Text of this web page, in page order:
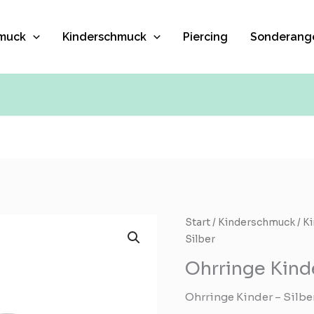
Kinderschmuck Piercing
Start/ Kinderschmuck/
Silber
Ohrringe
Ohrringe Kinder –
Ohrringe
Kinder
Silber